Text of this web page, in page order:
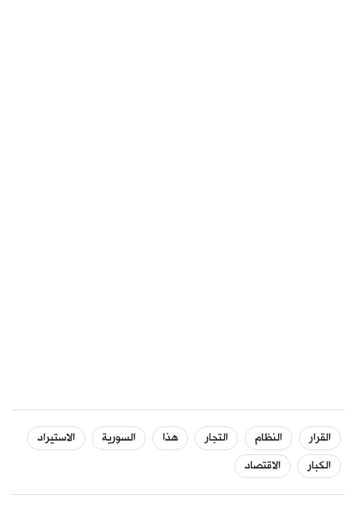
القرار النظام التجار هذا السورية
الاستيراد
الكبار
الاقتصاد